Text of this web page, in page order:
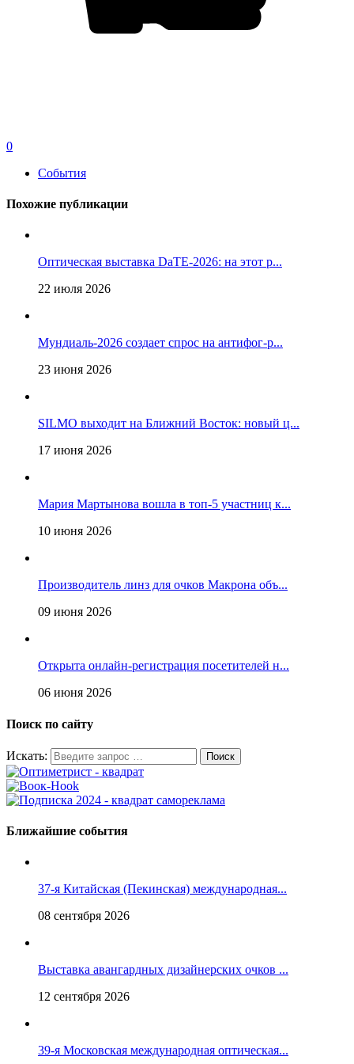
0
События
Похожие публикации
Оптическая выставка DaTE-2026: на этот р...
22 июля 2026
Мундиаль-2026 создает спрос на антифог-р...
23 июня 2026
SILMO выходит на Ближний Восток: новый ц...
17 июня 2026
Мария Мартынова вошла в топ-5 участниц к...
10 июня 2026
Производитель линз для очков Макрона объ...
09 июня 2026
Открыта онлайн-регистрация посетителей н...
06 июня 2026
Поиск по сайту
Искать:
Ближайшие события
37-я Китайская (Пекинская) международная...
08 сентября 2026
Выставка авангардных дизайнерских очков ...
12 сентября 2026
39-я Московская международная оптическая...